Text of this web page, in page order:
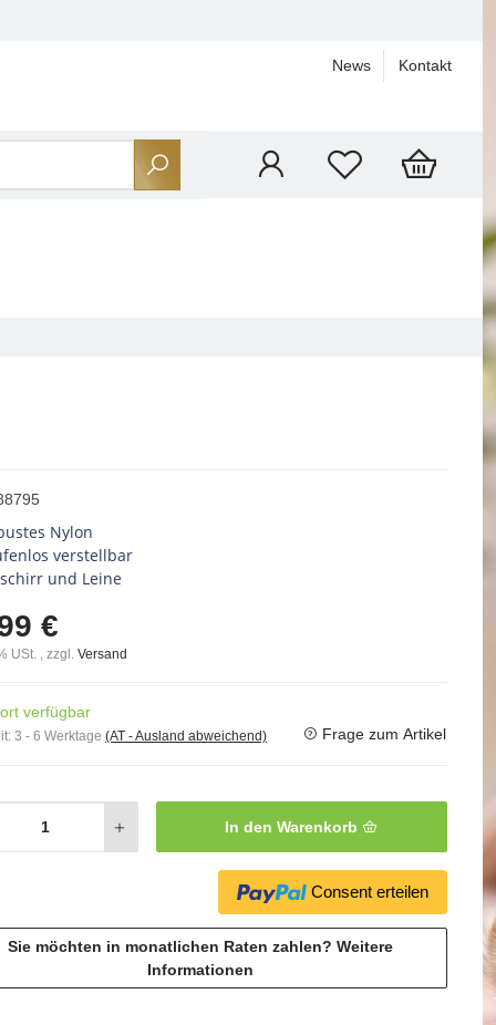
News Kontakt
Nylon
verstellbar
und Leine
€
USt. , zzgl. Versand
verfügbar
3 - 6 Werktage (AT - Ausland abweichend) Frage zum Artikel
In den Warenkorb
Consent erteilen
Sie möchten in monatlichen Raten zahlen? Weitere
Informationen